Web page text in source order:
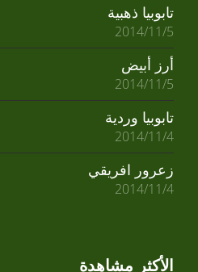
تابوبيا ذهبية
2014/11/5
أرز أبيض
2014/11/5
تابوبيا وردية
2014/11/4
زعرور افريقي
2014/11/4
الأكثر مشاهدة